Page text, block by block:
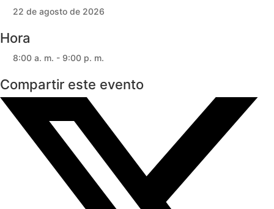
22 de agosto de 2026
Hora
8:00 a. m. - 9:00 p. m.
Compartir este evento